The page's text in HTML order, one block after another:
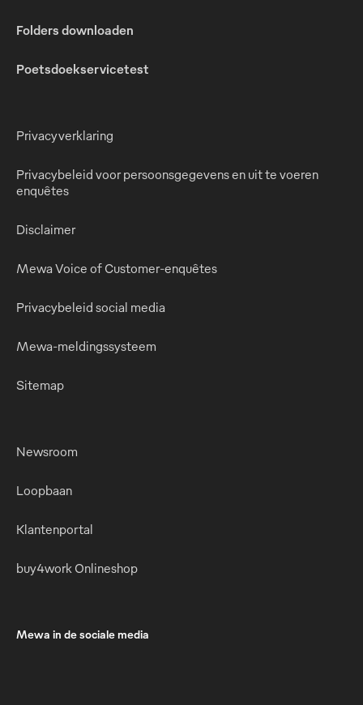
Folders downloaden
Poetsdoekservicetest
Privacyverklaring
Privacybeleid voor persoonsgegevens en uit te voeren
enquêtes
Disclaimer
Mewa Voice of Customer-enquêtes
Privacybeleid social media
Mewa-meldingssysteem
Sitemap
Newsroom
Loopbaan
Klantenportal
buy4work Onlineshop
Mewa in de sociale media